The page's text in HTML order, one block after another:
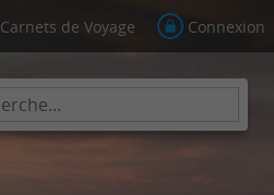
Carnets de Voyage Connexion